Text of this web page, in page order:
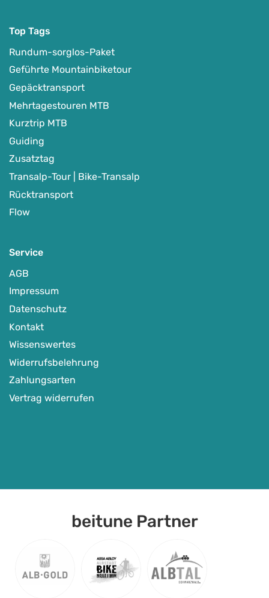
Top Tags
Rundum-sorglos-Paket
Geführte Mountainbiketour
Gepäcktransport
Mehrtagestouren MTB
Kurztrip MTB
Guiding
Zusatztag
Transalp-Tour | Bike-Transalp
Rücktransport
Flow
Service
AGB
Impressum
Datenschutz
Kontakt
Wissenswertes
Widerrufsbelehrung
Zahlungsarten
Vertrag widerrufen
beitune Partner